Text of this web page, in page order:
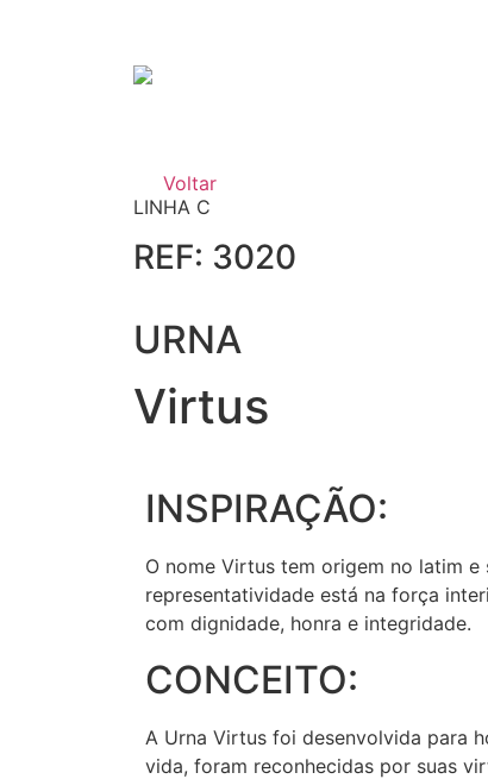
Voltar
LINHA C
REF: 3020
URNA
Virtus
INSPIRAÇÃO:
O nome Virtus tem origem no latim e
representatividade está na força
com dignidade, honra e integridade.
CONCEITO:
A Urna Virtus foi desenvolvida para
vida, foram reconhecidas por suas